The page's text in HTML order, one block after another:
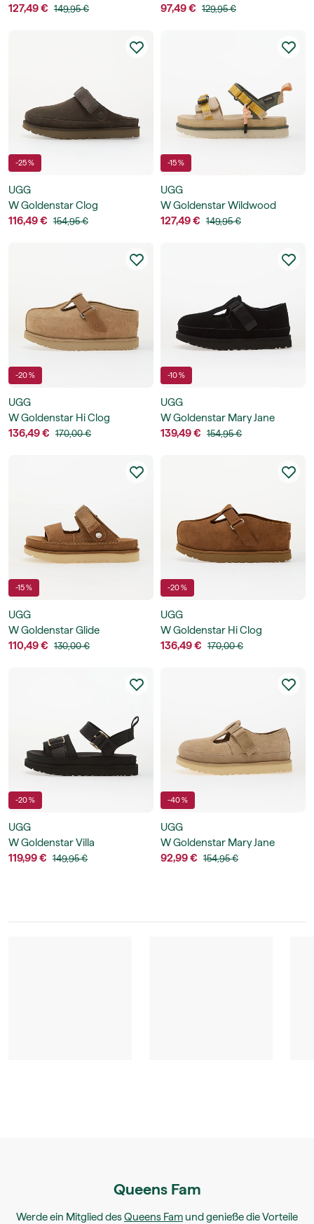
127,49 € 149,95 € 97,49 € 129,95 €
-25 %
UGG
W Goldenstar Clog
116,49 € 154,95 €
-15 %
UGG
W Goldenstar Wildwood
127,49 € 149,95 €
-20 %
UGG
W Goldenstar Hi Clog
136,49 € 170,00 €
-10 %
UGG
W Goldenstar Mary Jane
139,49 € 154,95 €
-15 %
UGG
W Goldenstar Glide
110,49 € 130,00 €
-20 %
UGG
W Goldenstar Hi Clog
136,49 € 170,00 €
-20 %
UGG
W Goldenstar Villa
119,99 € 149,95 €
-40 %
UGG
W Goldenstar Mary Jane
92,99 € 154,95 €
Queens Fam
Werde ein Mitglied desQueens Fam und genieße die Vorteile